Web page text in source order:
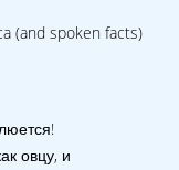
(and spoken facts)
овцу, и